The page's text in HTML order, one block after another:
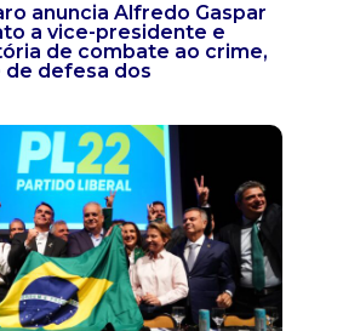
anuncia Alfredo Gaspar
a vice-presidente e
de combate ao crime,
de defesa dos